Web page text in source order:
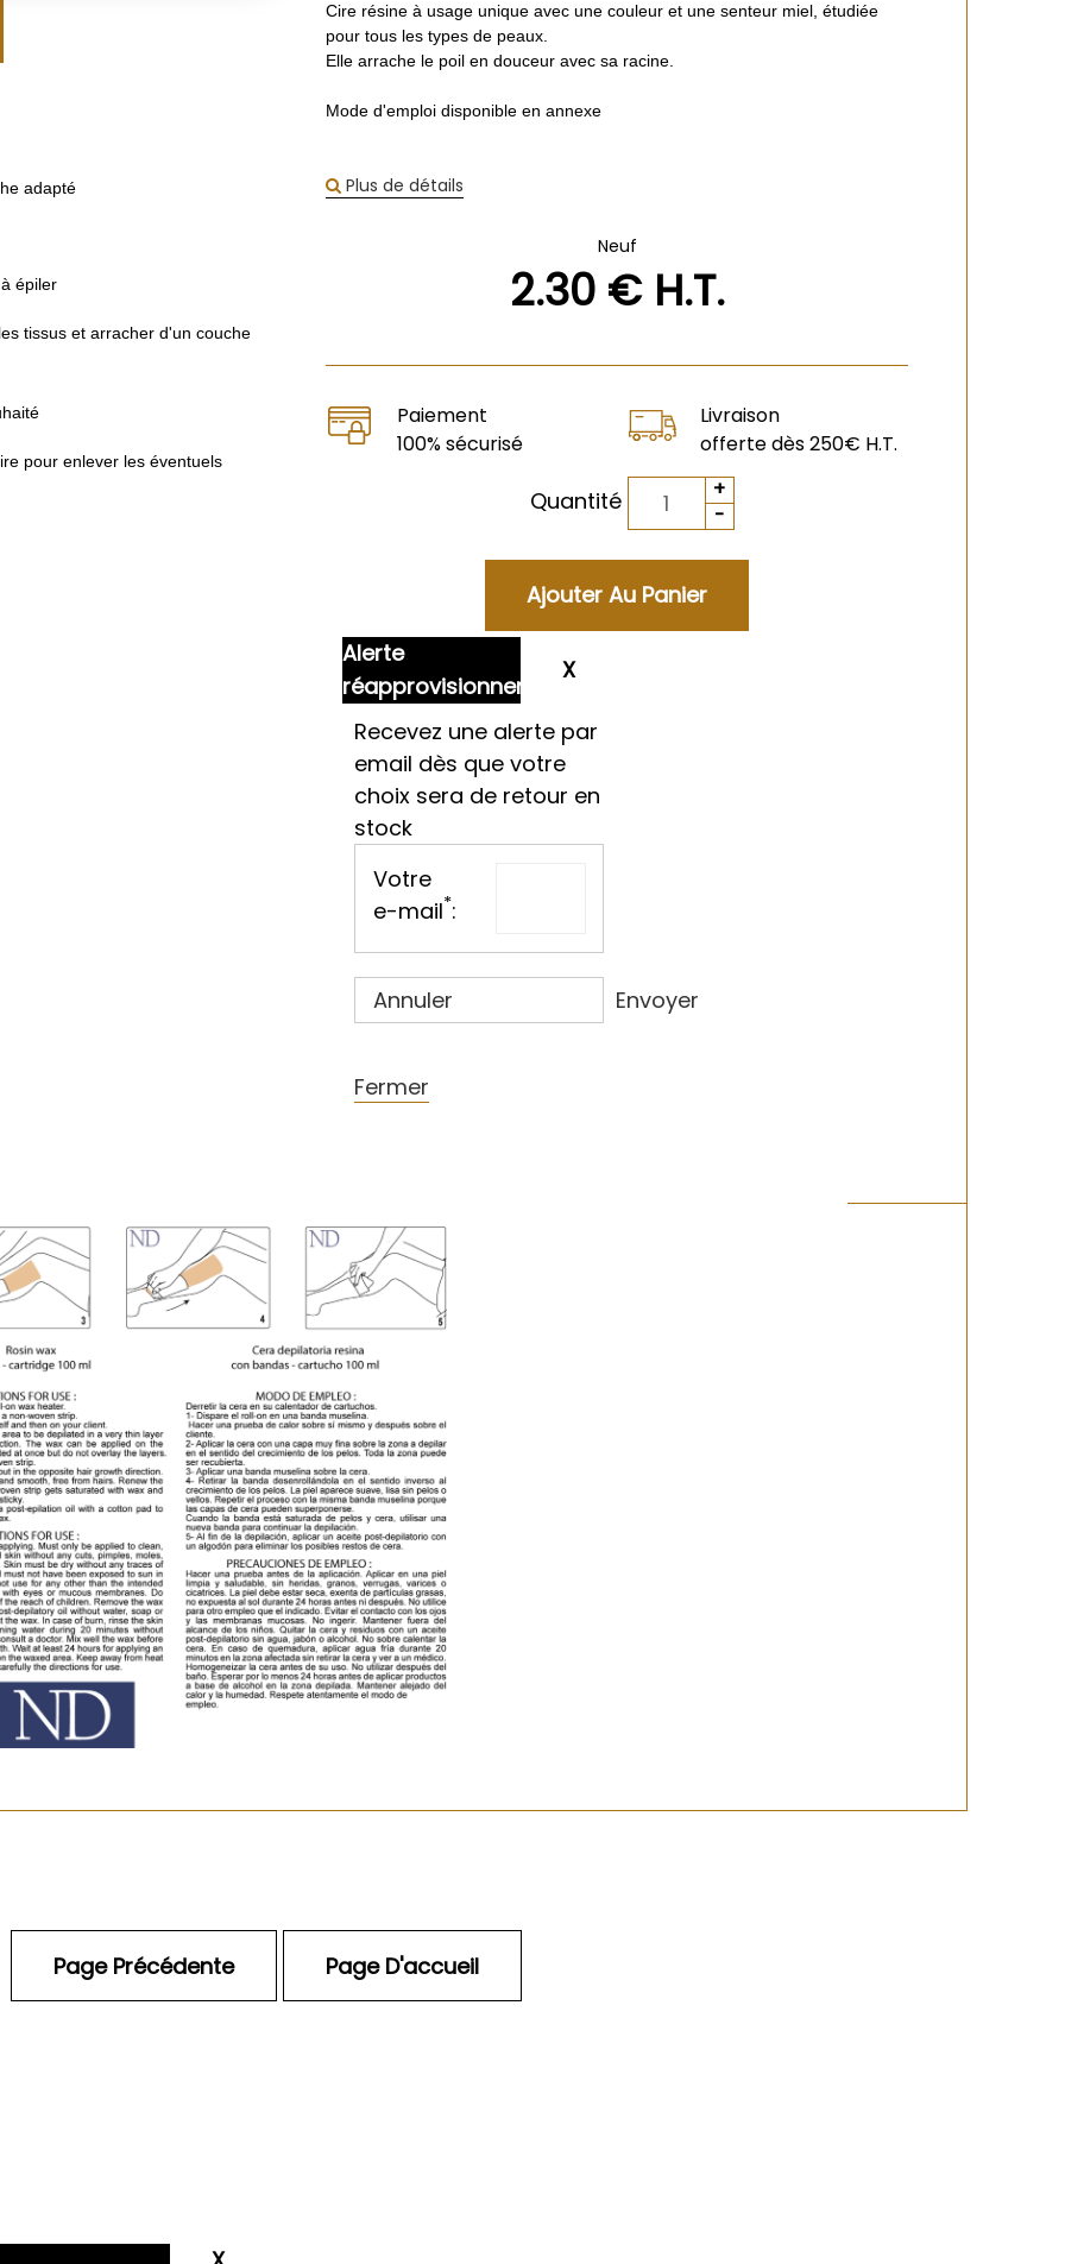
Cire résine à usage unique avec une couleur et une senteur miel, étudiée
pour tous les types de peaux.
Elle arrache le poil en douceur avec sa racine.
Mode d'emploi disponible en annexe
Plus de détails
Neuf
2.30€ H.T.
Paiement
100% sécurisé
Livraison
offerte dès 250€ H.T.
Quantité
Alerte
réapprovisionnement
Recevez une alerte par
email dès que votre
choix sera de retour en
stock
Votre
e-mail*:
Annuler Envoyer
Fermer
adapté
épiler
tissus et arracher d'un couche
pour enlever les éventuels